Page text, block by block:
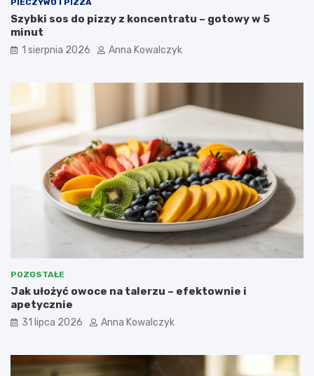
Szybki sos do pizzy z koncentratu – gotowy w 5
minut
1 sierpnia 2026 Anna Kowalczyk
POZOSTAŁE
Jak ułożyć owoce na talerzu – efektownie i
apetycznie
31 lipca 2026 Anna Kowalczyk